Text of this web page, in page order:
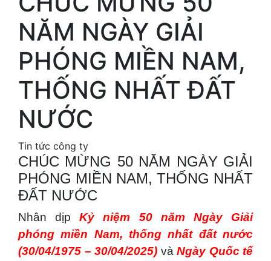
NĂM NGÀY GIẢI
PHÓNG MIỀN NAM,
THỐNG NHẤT ĐẤT
NƯỚC
Tin tức công ty
CHÚC MỪNG 50 NĂM NGÀY GIẢI
PHÓNG MIỀN NAM, THỐNG NHẤT
ĐẤT NƯỚC
Nhân dịpKỷ niệm 50 năm Ngày Giải
phóng miền Nam, thống nhất đất nước
(30/04/1975 – 30/04/2025) và Ngày Quốc tế